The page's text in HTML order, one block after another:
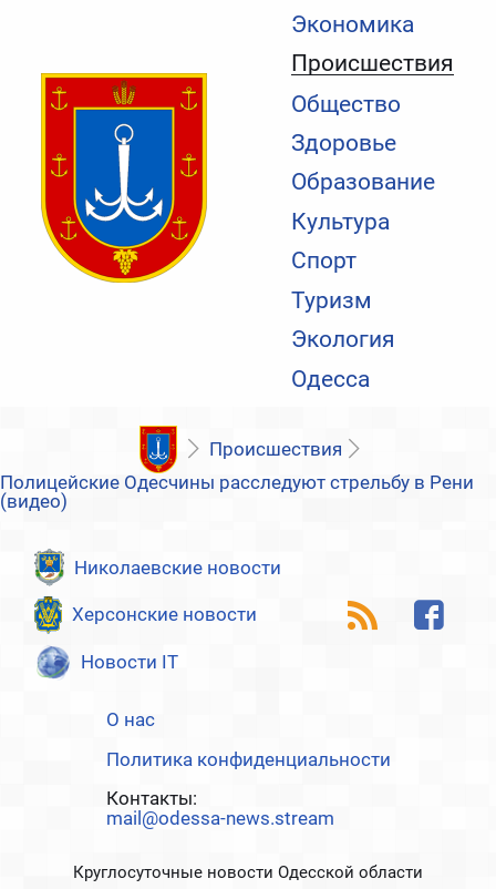
Экономика
Происшествия
Общество
Здоровье
Образование
Культура
Спорт
Туризм
Экология
Одесса
Происшествия
Полицейские Одесчины расследуют стрельбу в Рени
(видео)
Николаевские новости
Херсонские новости
Новости IT
О нас
Политика конфиденциальности
Контакты:
mail@odessa-news.stream
Круглосуточные новости Одесской области